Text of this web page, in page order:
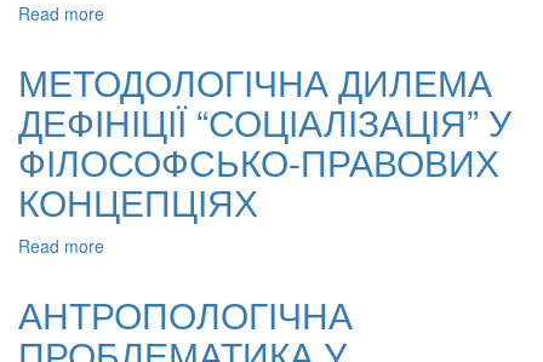
Read more
У
ФІЛОСОФІЇ
КЛАСИЧНОГО
РАЦІОНАЛІЗМУ
МЕТОДОЛОГІЧНА ДИЛЕМА
ДЕФІНІЦІЇ “СОЦІАЛІЗАЦІЯ” У
ФІЛОСОФСЬКО-ПРАВОВИХ
КОНЦЕПЦІЯХ
Read more
ДЕФІНІЦІЇ
“СОЦІАЛІЗАЦІЯ”
АНТРОПОЛОГІЧНА